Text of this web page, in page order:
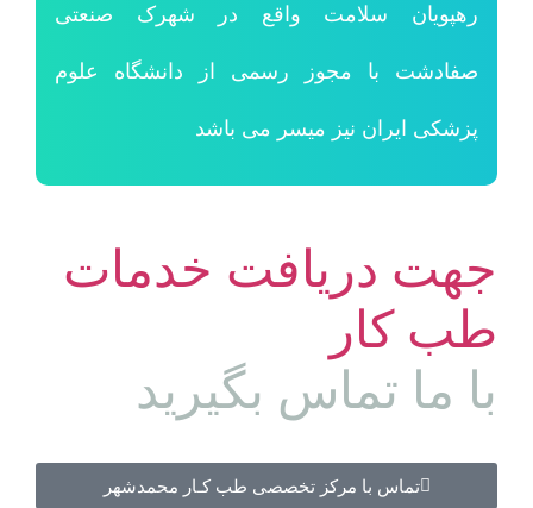
رهپویان سلامت واقع در شهرک صنعتی
صفادشت با مجوز رسمی از دانشگاه علوم
پزشکی ایران نیز میسر می باشد
جهت دریافت خدمات
طب کار
با ما تماس بگیرید
تماس با مرکز تخصصی طب کـار محمدشهر